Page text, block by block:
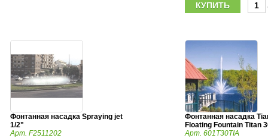
Фонтанная насадка Spraying jet
1/2"
Арт. F2511202
Фонтанная насадка
Floating Fountain Titan
Арт. 601T30TIA